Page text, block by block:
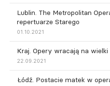
Lublin. The Metropolitan
repertuarze Starego
01.10.2021
Kraj. Opery wracają na wielki
22.09.2021
Łódź. Postacie matek w